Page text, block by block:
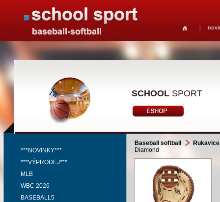
SCHOOL SPORT
***NOVINKY***
***VÝPRODEJ***
MLB
WBC 2026
BASEBALL5
Baseball softball
Diamond